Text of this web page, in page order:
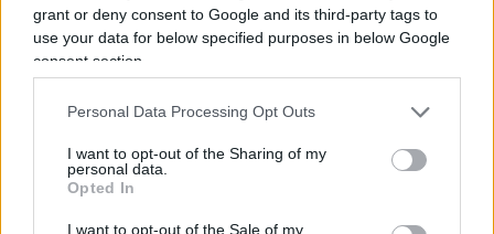
grant or deny consent to Google and its third-party tags to
use your data for below specified purposes in below Google
consent section.
Personal Data Processing Opt Outs
I want to opt-out of the Sharing of my
personal data.
Opted In
I want to opt-out of the Sale of my
senza alcuno sbocco: qual è il rischio politico di
The Donald
6 Agosto 2026, 12:00
1.5k